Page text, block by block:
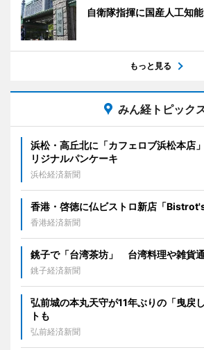
自衛隊指揮に国産人工知能
もっと見る
みん経トピック
浜松・高丘北に「カフェロブ浜松本店
リジナルパンケーキ
浜松経済新聞
香港・啓徳に仏ビストロ新店「
香港経済新聞
銚子で「台湾茶坊」 台湾料理や雑貨
銚子経済新聞
弘前城の本丸天守が11年ぶりの「曳
トも
弘前経済新聞